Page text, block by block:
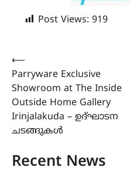
Post Views: 919
Post
navigation
⟵
Parryware Exclusive
Showroom at The Inside
Outside Home Gallery
Irinjalakuda – ഉദ്‌ഘാടന
ചടങ്ങുകൾ
Recent News